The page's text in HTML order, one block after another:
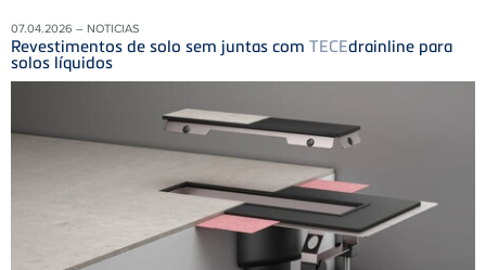
07.04.2026 – NOTICIAS
Revestimentos de solo sem juntas com TECEdrainline para
solos líquidos